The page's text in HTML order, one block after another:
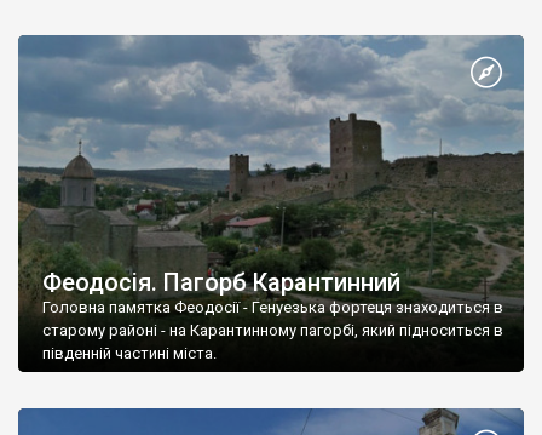
Феодосія. Пагорб Карантинний
Головна памятка Феодосії - Генуезька фортеця знаходиться в
старому районі - на Карантинному пагорбі, який підноситься в
південній частині міста.